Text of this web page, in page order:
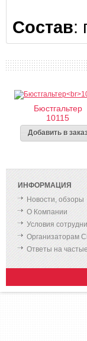
Состав:
Бюстгальтер
10115
Добавить в
ИНФОРМАЦИЯ
Новости, обзоры
О Компании
Условия
Организаторам
Ответы на